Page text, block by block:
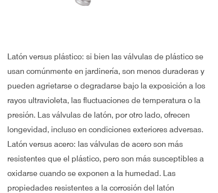
Latón versus plástico: si bien las válvulas de plástico se
usan comúnmente en jardinería, son menos duraderas y
pueden agrietarse o degradarse bajo la exposición a los
rayos ultravioleta, las fluctuaciones de temperatura o la
presión. Las válvulas de latón, por otro lado, ofrecen
longevidad, incluso en condiciones exteriores adversas.
Latón versus acero: las válvulas de acero son más
resistentes que el plástico, pero son más susceptibles a
oxidarse cuando se exponen a la humedad. Las
propiedades resistentes a la corrosión del latón